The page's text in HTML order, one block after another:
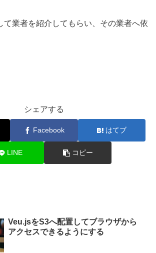
て業者を紹介してもらい、その業者へ依
シェアする
Facebook はてブ
LINE コピー
Veu.jsをS3へ配置してブラウザから
アクセスできるようにする